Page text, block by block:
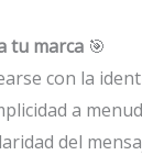
tu marca 🎯
con la
a
del